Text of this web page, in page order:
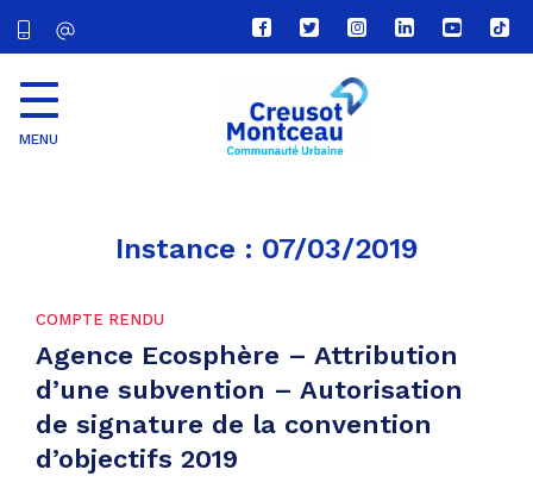
Lien
vers
compte
Facebook
Lien
vers
compte
Twitter
Lien
vers
le
compte
Lien
vers
Lien
vers
Lien
vers
MENU
Instance : 07/03/2019
COMPTE RENDU
Agence Ecosphère – Attribution
d’une subvention – Autorisation
de signature de la convention
d’objectifs 2019